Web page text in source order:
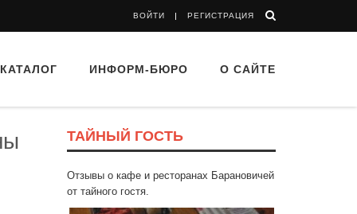
ВОЙТИ РЕГИСТРАЦИЯ
КАТАЛОГ ИНФОРМ-БЮРО О САЙТЕ
ТАЙНЫЙ ГОСТЬ
Отзывы о кафе и ресторанах Барановичей
от тайного гостя.